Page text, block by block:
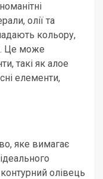
олії та
кольору,
Це може
такі як алое
елементи,
яке вимагає
олівець